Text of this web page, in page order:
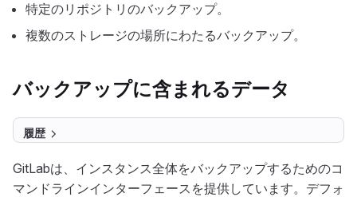
特定のリポジトリのバックアップ。
複数のストレージの場所にわたるバックアップ。
バックアップに含まれるデータ
履歴
GitLabは、インスタンス全体をバックアップするためのコ
マンドラインインターフェースを提供しています。デフォ